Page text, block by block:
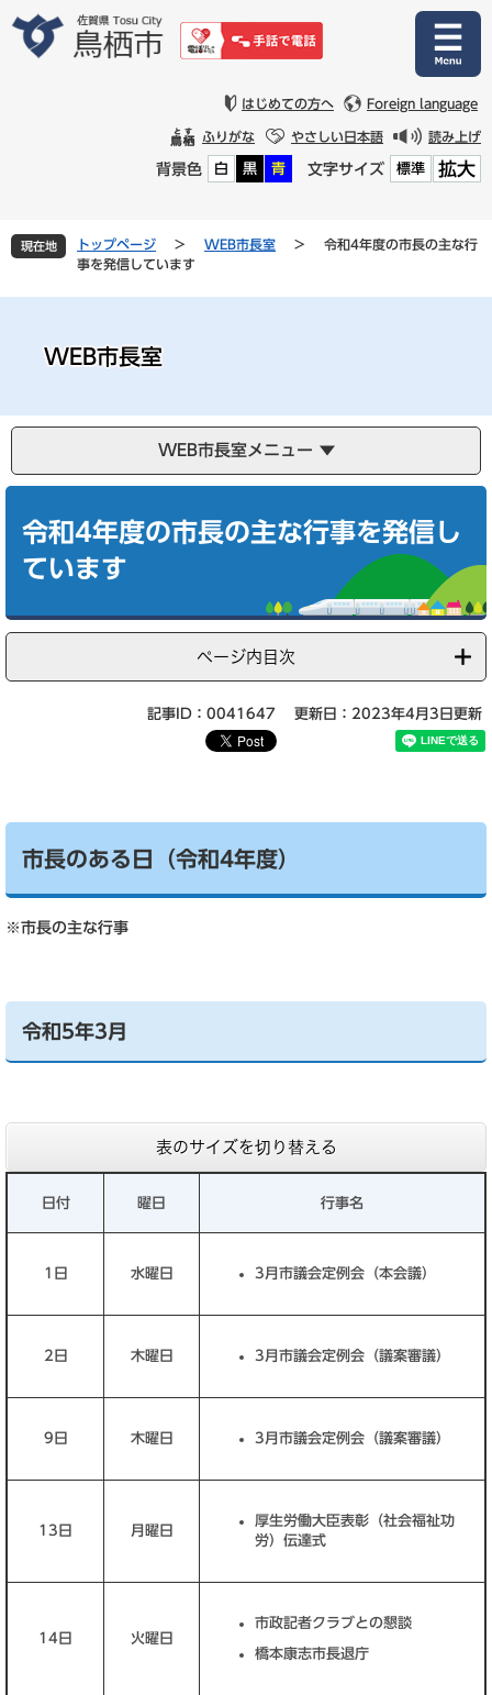
文
はじめての方へ Foreign language
ふりがな やさしい日本語 読み上げ
背景色 白 黒 青 文字サイズ 標準 拡大
現在地 トップページ > WEB市長室 >
令和4年度の市長の主な行
事を発信しています
WEB市長室
WEB市長室メニュー
令和4年度の市長の主な行事を発信し
ています
ページ内目次
記事ID：0041647 更新日：2023年4月3日更新
市長のある日（令和4年度）
※市長の主な行事
令和5年3月
表のサイズを切り替える
日付 曜日 行事名
1日 水曜日 3月市議会定例会（本会議）
2日 木曜日 3月市議会定例会（議案審議）
9日 木曜日 3月市議会定例会（議案審議）
13日 月曜日
厚生労働大臣表彰（社会福祉功
労）伝達式
14日 火曜日
市政記者クラブとの懇談
橋本康志市長退庁